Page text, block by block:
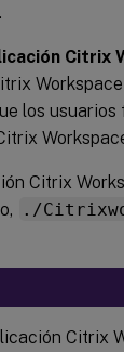
Citrix
los
Citrix
./
Citrix